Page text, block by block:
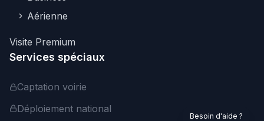
Aérienne
Visite Premium
Services spéciaux
Captation voirie
Déploiement national
Besoin d'aide ?